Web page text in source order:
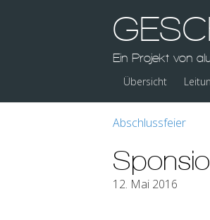
Ein Projekt von
Übersicht
Abschlussfeier
12. Mai 2016